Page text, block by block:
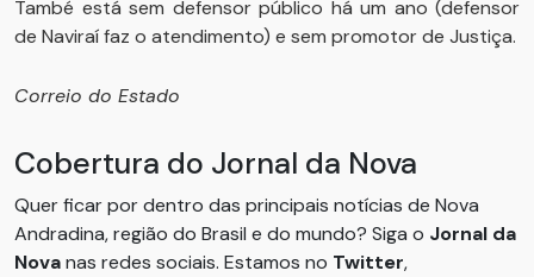
També está sem defensor público há um ano (defensor
de Naviraí faz o atendimento) e sem promotor de Justiça.
Correio do Estado
Cobertura do Jornal da Nova
Quer ficar por dentro das principais notícias de Nova
Andradina, região do Brasil e do mundo? Siga o Jornal da
Novanas redes sociais. Estamos no Twitter,